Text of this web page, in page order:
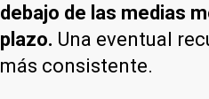
debajo de las medias
plazo. Una eventual
más consistente.